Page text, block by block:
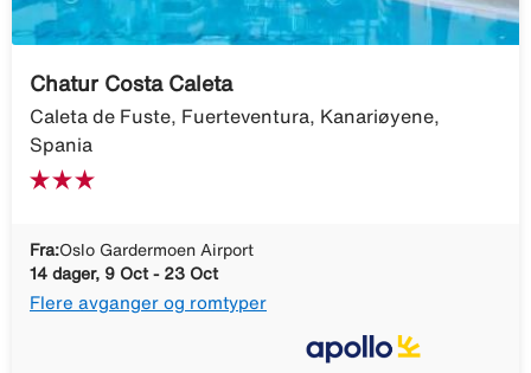
Chatur Costa Caleta
Caleta de Fuste, Fuerteventura, Kanariøyene,
Spania
Fra:Oslo Gardermoen Airport
14 dager, 9 Oct - 23 Oct
Flere avganger og romtyper